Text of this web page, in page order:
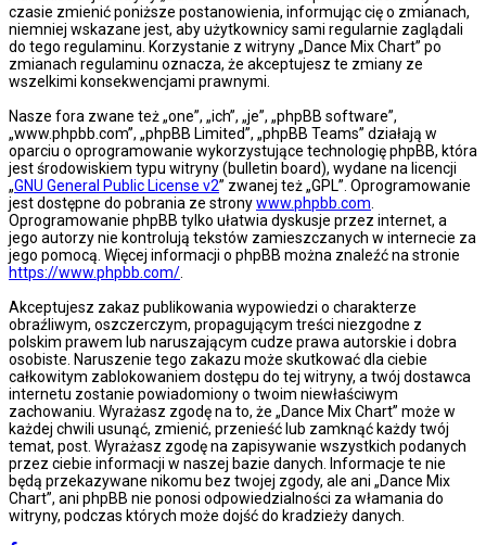
czasie zmienić poniższe postanowienia, informując cię o zmianach,
niemniej wskazane jest, aby użytkownicy sami regularnie zaglądali
do tego regulaminu. Korzystanie z witryny „Dance Mix Chart” po
zmianach regulaminu oznacza, że akceptujesz te zmiany ze
wszelkimi konsekwencjami prawnymi.
Nasze fora zwane też „one”, „ich”, „je”, „phpBB software”,
„www.phpbb.com”, „phpBB Limited”, „phpBB Teams” działają w
oparciu o oprogramowanie wykorzystujące technologię phpBB, która
jest środowiskiem typu witryny (bulletin board), wydane na licencji
„GNU General Public License v2” zwanej też „GPL”. Oprogramowanie
jest dostępne do pobrania ze stronywww.phpbb.com
Oprogramowanie phpBB tylko ułatwia dyskusje przez internet, a
jego autorzy nie kontrolują tekstów zamieszczanych w internecie za
jego pomocą. Więcej informacji o phpBB można znaleźć na stronie
https://www.phpbb.com/
Akceptujesz zakaz publikowania wypowiedzi o charakterze
obraźliwym, oszczerczym, propagującym treści niezgodne z
polskim prawem lub naruszającym cudze prawa autorskie i dobra
osobiste. Naruszenie tego zakazu może skutkować dla ciebie
całkowitym zablokowaniem dostępu do tej witryny, a twój dostawca
internetu zostanie powiadomiony o twoim niewłaściwym
zachowaniu. Wyrażasz zgodę na to, że „Dance Mix Chart” może w
każdej chwili usunąć, zmienić, przenieść lub zamknąć każdy twój
temat, post. Wyrażasz zgodę na zapisywanie wszystkich podanych
przez ciebie informacji w naszej bazie danych. Informacje te nie
będą przekazywane nikomu bez twojej zgody, ale ani „Dance Mix
Chart”, ani phpBB nie ponosi odpowiedzialności za włamania do
witryny, podczas których może dojść do kradzieży danych.